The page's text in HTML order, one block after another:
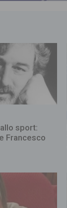
sport:
Francesco